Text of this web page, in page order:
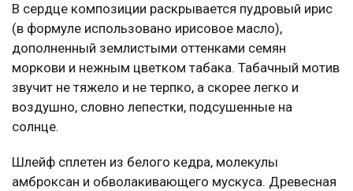
В сердце композиции раскрывается пудровый ирис
(в формуле использовано ирисовое масло),
дополненный землистыми оттенками семян
моркови и нежным цветком табака. Табачный мотив
звучит не тяжело и не терпко, а скорее легко и
воздушно, словно лепестки, подсушенные на
солнце.
Шлейф сплетен из белого кедра, молекулы
амброксан и обволакивающего мускуса. Древесная